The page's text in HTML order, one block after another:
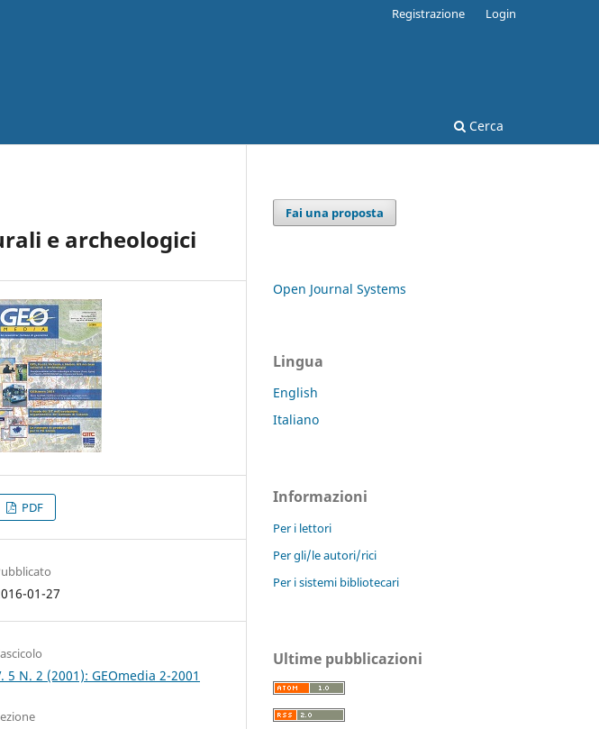
Cerca
Registrazione Login
e archeologici
PDF
01-27
5 N. 2 (2001): GEOmedia 2-2001
Fai una proposta
Open Journal Systems
Lingua
English
Italiano
Informazioni
Per i lettori
Per gli/le autori/rici
Per i sistemi bibliotecari
Ultime pubblicazioni